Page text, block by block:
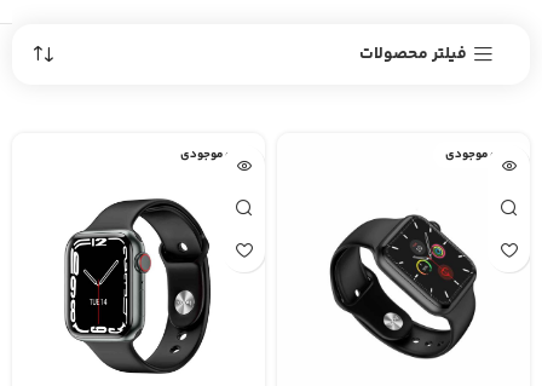
فیلتر محصولات
اتمام موجودی اتمام موجودی